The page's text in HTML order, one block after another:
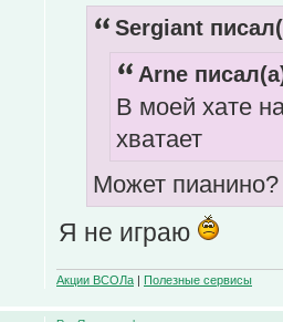
Sergiant
Arne
В моей хате
хватает
Может пианино?
Я не играю
Акции ВСОЛа | Полезные сервисы